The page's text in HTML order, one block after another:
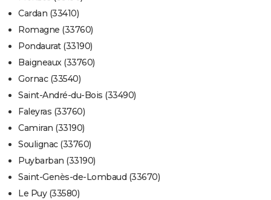
Cardan (33410)
Romagne (33760)
Pondaurat (33190)
Baigneaux (33760)
Gornac (33540)
Saint-André-du-Bois (33490)
Faleyras (33760)
Camiran (33190)
Soulignac (33760)
Puybarban (33190)
Saint-Genès-de-Lombaud (33670)
Le Puy (33580)